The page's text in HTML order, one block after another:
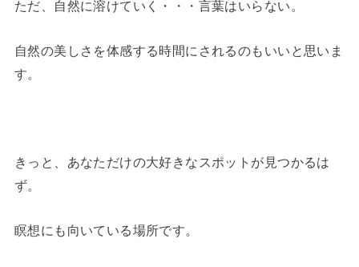
ただ、自然に溶けていく・・・言葉はいらない。
自然の美しさを体感する時間にされるのもいいと思いま
す。
きっと、あなただけの大好きなスポットが見つかるは
ず。
瞑想にも向いている場所です。